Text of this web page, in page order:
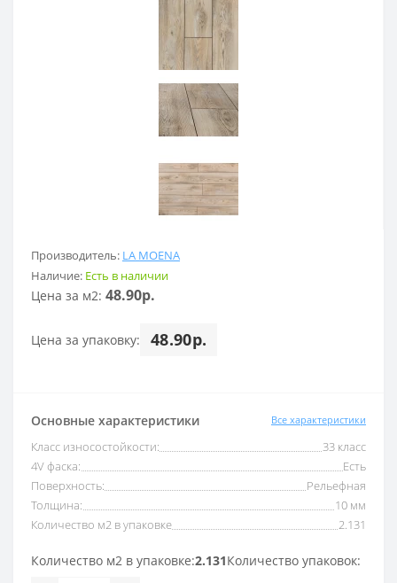
Производитель: LA MOENA
Наличие: Есть в наличии
Цена за м2: 48.90р.
Цена за упаковку: 48.90р.
Основные характеристики Все характеристики
Класс износостойкости:
33 класс
4V фаска:
Есть
Поверхность:
Рельефная
Толщина:
10 мм
Количество м2 в упаковке
2.131
Количество м2 в упаковке:2.131Количество упаковок: